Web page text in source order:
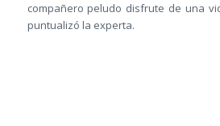
compañero peludo disfrute de una
puntualizó la experta.